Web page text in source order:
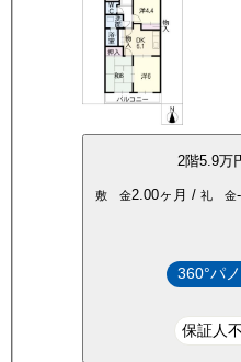
2階5.9万
敷 金2.00ヶ月 / 礼 金
360°パ
保証人